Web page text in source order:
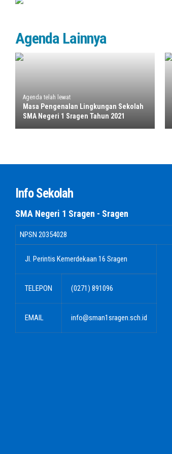
Agenda Lainnya
Agenda telah lewat
Masa Pengenalan Lingkungan Sekolah
SMA Negeri 1 Sragen Tahun 2021
Info Sekolah
SMA Negeri 1 Sragen - Sragen
NPSN 20354028
Jl. Perintis Kemerdekaan 16 Sragen
TELEPON (0271) 891096
EMAIL info@sman1sragen.sch.id